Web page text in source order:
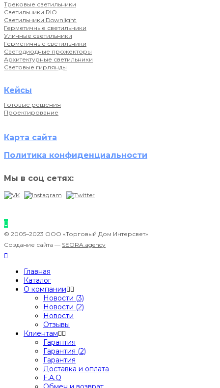
Трековые светильники
Светильники RIO
Светильники Downlight
Герметичные светильники
Уличные светильники
Герметичные светильники
Светодиодные прожекторы
Архитектурные светильники
Световые гирлянды
Кейсы
Готовые решения
Проектирование
Карта сайта
Политика конфиденциальности
Мы в соц сетях:
© 2005–2023 ООО «Торговый Дом Интерсвет»
Создание сайта — SEORA.agency
Главная
Каталог
О компании
Новости (3)
Новости (2)
Новости
Отзывы
Клиентам
Гарантия
Гарантия (2)
Гарантия
Доставка и оплата
F.A.Q